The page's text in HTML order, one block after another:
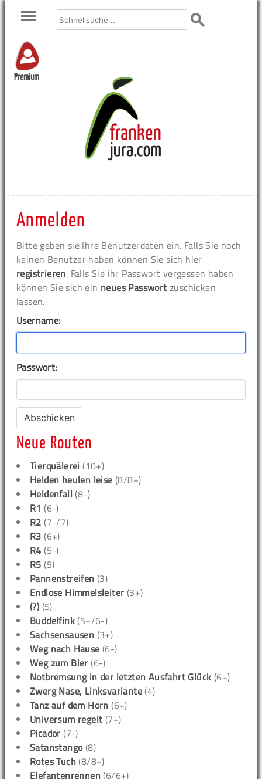
Premium
Anmelden
Bitte geben sie Ihre Benutzerdaten ein. Falls Sie noch
keinen Benutzer haben können Sie sich hier
registrieren. Falls Sie ihr Passwort vergessen haben
können Sie sich ein neues Passwort zuschicken
lassen.
Username:
Passwort:
Neue Routen
Tierquälerei (10+)
Helden heulen leise (8/8+)
Heldenfall (8-)
R1 (6-)
R2 (7-/7)
R3 (6+)
R4 (5-)
R5 (5)
Pannenstreifen (3)
Endlose Himmelsleiter (3+)
(?) (5)
Buddelfink (5+/6-)
Sachsensausen (3+)
Weg nach Hause (6-)
Weg zum Bier (6-)
Notbremsung in der letzten Ausfahrt Glück (6+)
Zwerg Nase, Linksvariante (4)
Tanz auf dem Horn (6+)
Universum regelt (7+)
Picador (7-)
Satanstango(8)
Rotes Tuch (8/8+)
Elefantenrennen (6/6+)